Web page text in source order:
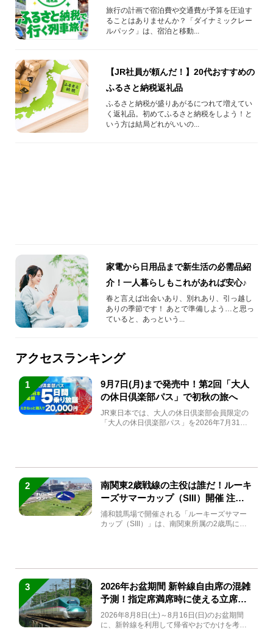
なる方法をご紹介
旅行の計画で宿泊費や交通費が予算を圧迫す
ることはありませんか？「ダイナミックレー
ルパック」は、宿泊と移動...
【JR社員が頼んだ！】20代おすすめの
ふるさと納税返礼品
ふるさと納税が盛りあがるにつれて増えてい
く返礼品。初めてふるさと納税をしよう！と
いう方は結局どれがいいの...
家電から日用品まで新生活の必需品紹
介！一人暮らしもこれがあれば安心♪
春と言えば出会いあり、別れあり、引っ越し
ありの季節です！ あとで準備しよう…と思っ
ていると、あっという...
アクセスランキング
1
9月7日(月)まで発売中！第2回「大人
の休日倶楽部パス」で初秋の旅へ
JR東日本では、大人の休日倶楽部会員限定の
「大人の休日倶楽部パス」を2026年7月31日
2
南関東2歳戦線の主役は誰だ！ルーキ
ーズサマーカップ（SIII）開催 注目
馬と見どころをチェック
浦和競馬場で開催される「ルーキーズサマー
カップ（SIII）」は、南関東所属の2歳馬によ
3
2026年お盆期間 新幹線自由席の混雑
予測！指定席満席時に使える立席特
急券も解説
2026年8月8日(土)～8月16日(日)のお盆期間
に、新幹線を利用して帰省やおでかけを考え